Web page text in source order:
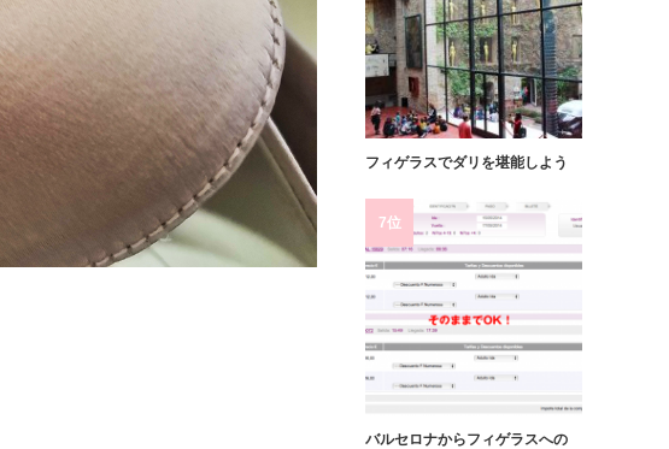
フィゲラスでダリを堪能しよう
7位
バルセロナからフィゲラスへの